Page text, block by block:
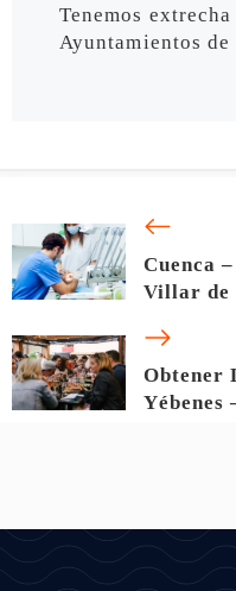
Tenemos
Ayuntamientos de
Cuenca
Villar de
Obtener
Yébenes